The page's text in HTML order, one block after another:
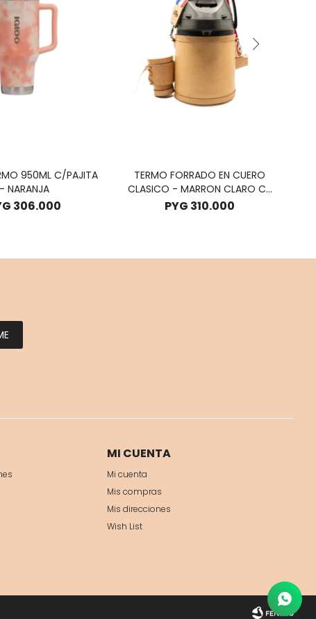
950ML C/PAJITA
- NARANJA
306.000
TERMO FORRADO EN CUERO
CLASICO - MARRON CLARO C/
CINTA DE PY
PYG 310.000
MI CUENTA
Mi cuenta
Mis compras
Mis direcciones
Wish List